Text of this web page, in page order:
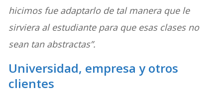
hicimos fue adaptarlo de tal manera que le
sirviera al estudiante para que esas clases no
sean tan abstractas”.
Universidad, empresa y otros
clientes